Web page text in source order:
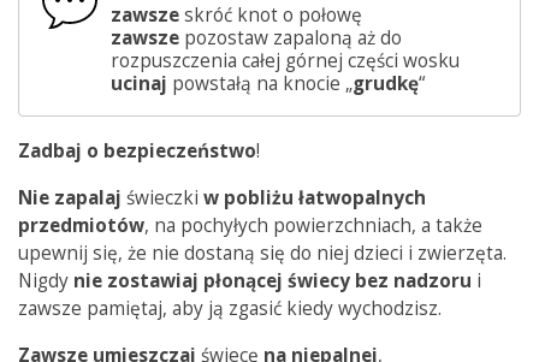
zawszeskróć knot o połowę
zawszepozostaw zapaloną aż do
rozpuszczenia całej górnej części wosku
ucinaj powstałą na knocie „grudkę“
Zadbaj o bezpieczeństwo!
Nie zapalaj świeczki w pobliżu łatwopalnych
przedmiotów, na pochyłych powierzchniach, a także
upewnij się, że nie dostaną się do niej dzieci i zwierzęta.
Nigdy nie zostawiaj płonącej świecy bez nadzoru i
zawsze pamiętaj, aby ją zgasić kiedy wychodzisz.
Zawsze umieszczaj świecę na niepalnej,